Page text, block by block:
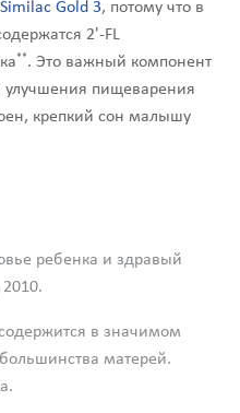
Similac Gold 3, потому что в
2'-FL
**. Это важный компонент
улучшения пищеварения
крепкий сон малышу
ребенка и здравый
в значимом
матерей.